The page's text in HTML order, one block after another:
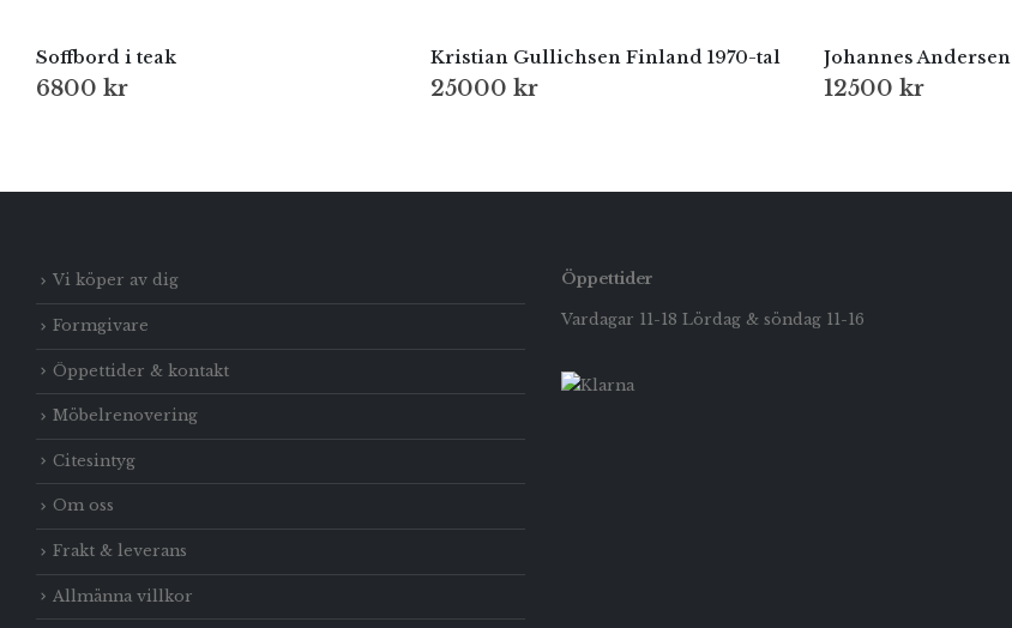
Soffbord i teak
6800 kr
Kristian Gullichsen Finland 1970-tal
25000 kr
Johannes Andersen
12500 kr
Vi köper av dig
Formgivare
Öppettider & kontakt
Möbelrenovering
Citesintyg
Om oss
Frakt & leverans
Allmänna villkor
Öppettider
Vardagar 11-18 Lördag & söndag 11-16